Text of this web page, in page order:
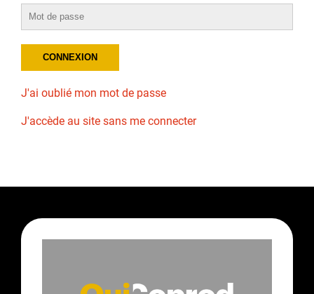
J'ai oublié mon mot de passe
J'accède au site sans me connecter